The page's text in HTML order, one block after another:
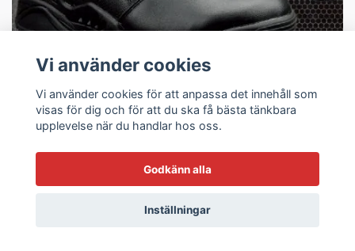
Vi använder cookies
Vi använder cookies för att anpassa det innehåll som
visas för dig och för att du ska få bästa tänkbara
upplevelse när du handlar hos oss.
Godkänn alla
Inställningar